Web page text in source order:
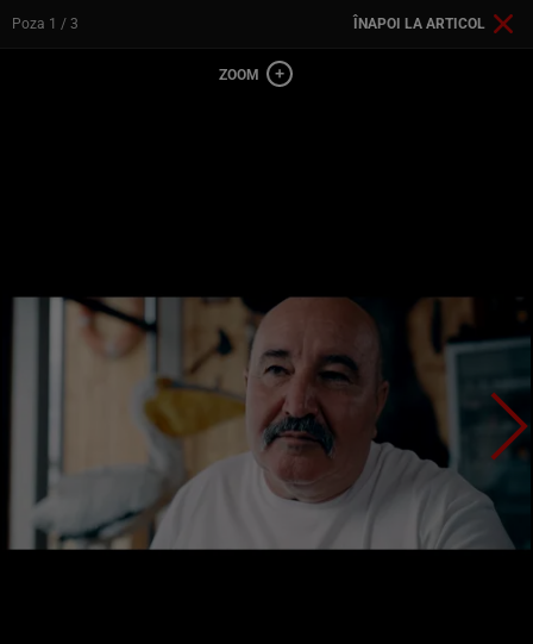
Poza 1 / 3 ÎNAPOI LA ARTICOL